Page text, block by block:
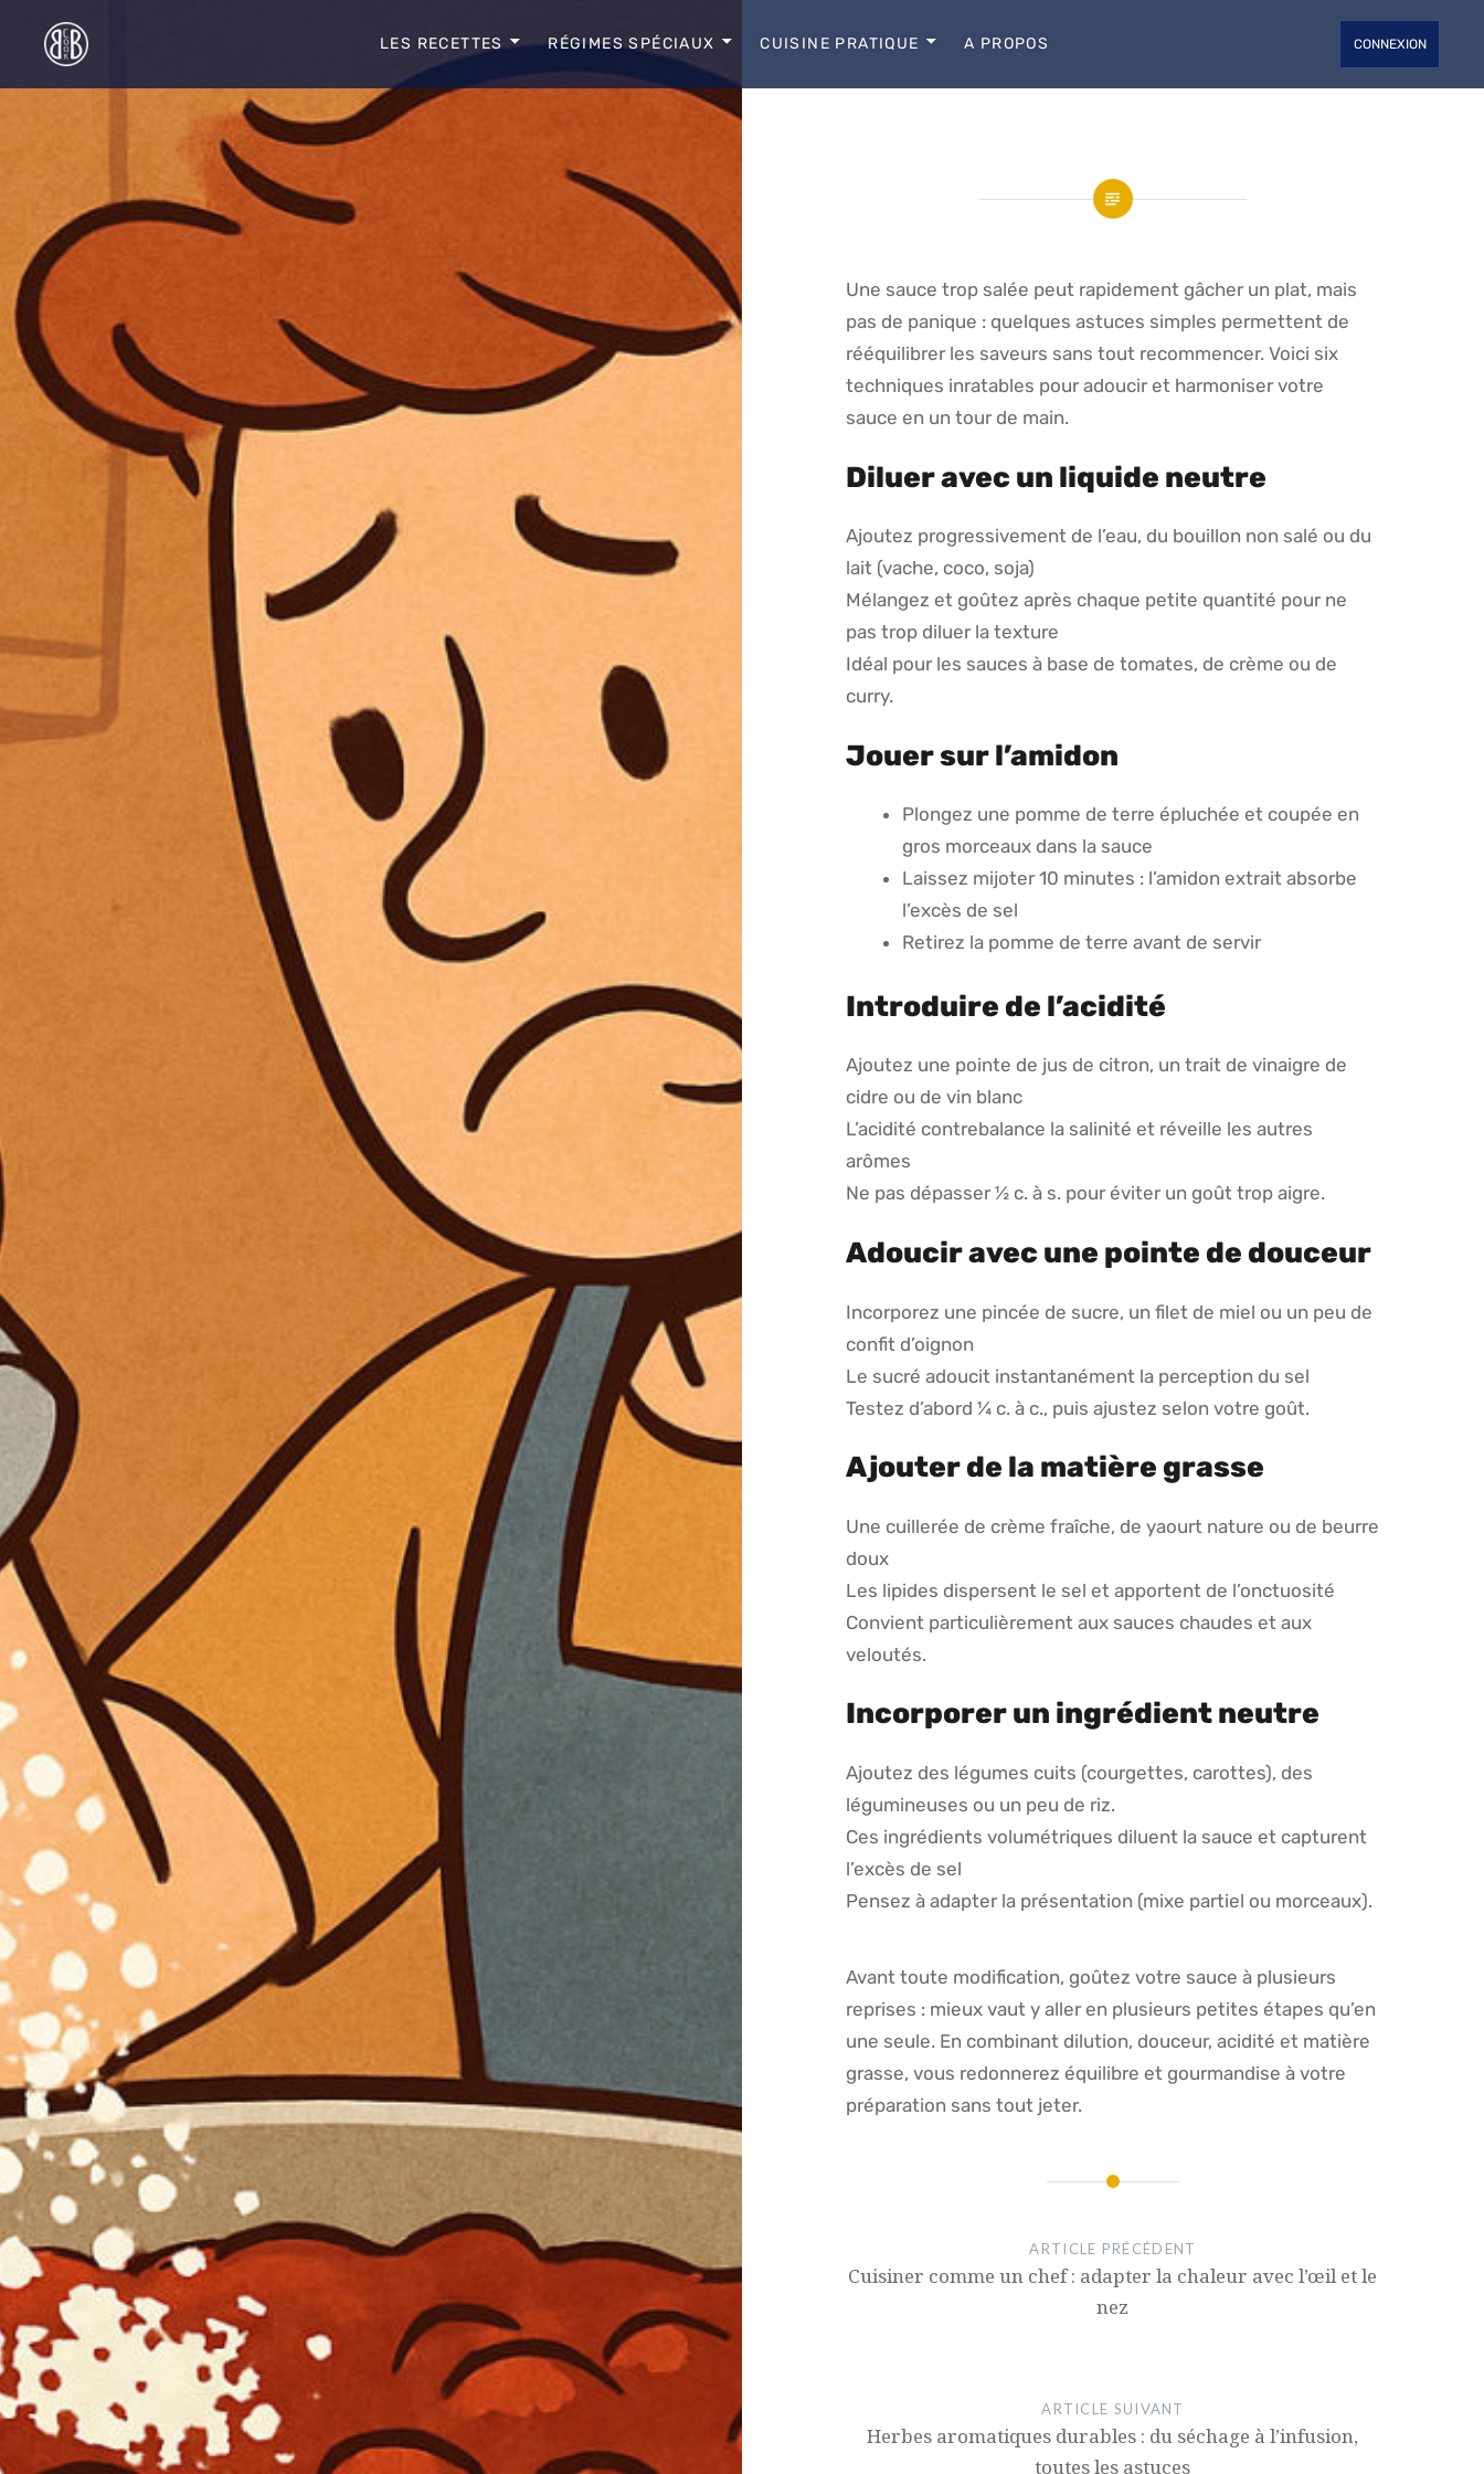
contenu
LES RECETTES RÉGIMES SPÉCIAUX CUISINE PRATIQUE A PROPOS CONNEXION
Une sauce trop salée peut rapidement gâcher un plat, mais
pas de panique : quelques astuces simples permettent de
rééquilibrer les saveurs sans tout recommencer. Voici six
techniques inratables pour adoucir et harmoniser votre
sauce en un tour de main.
Diluer avec un liquide neutre
Ajoutez progressivement de l’eau, du bouillon non salé ou du
lait (vache, coco, soja)
Mélangez et goûtez après chaque petite quantité pour ne
pas trop diluer la texture
Idéal pour les sauces à base de tomates, de crème ou de
curry.
Jouer sur l’amidon
Plongez une pomme de terre épluchée et coupée en
gros morceaux dans la sauce
Laissez mijoter 10 minutes : l’amidon extrait absorbe
l’excès de sel
Retirez la pomme de terre avant de servir
Introduire de l’acidité
Ajoutez une pointe de jus de citron, un trait de vinaigre de
cidre ou de vin blanc
L’acidité contrebalance la salinité et réveille les autres
arômes
Ne pas dépasser ½ c. à s. pour éviter un goût trop aigre.
Adoucir avec une pointe de douceur
Incorporez une pincée de sucre, un filet de miel ou un peu de
confit d’oignon
Le sucré adoucit instantanément la perception du sel
Testez d’abord ¼ c. à c., puis ajustez selon votre goût.
Ajouter de la matière grasse
Une cuillerée de crème fraîche, de yaourt nature ou de beurre
doux
Les lipides dispersent le sel et apportent de l’onctuosité
Convient particulièrement aux sauces chaudes et aux
veloutés.
Incorporer un ingrédient neutre
Ajoutez des légumes cuits (courgettes, carottes), des
légumineuses ou un peu de riz.
Ces ingrédients volumétriques diluent la sauce et capturent
l’excès de sel
Pensez à adapter la présentation (mixe partiel ou morceaux).
Avant toute modification, goûtez votre sauce à plusieurs
reprises : mieux vaut y aller en plusieurs petites étapes qu’en
une seule. En combinant dilution, douceur, acidité et matière
grasse, vous redonnerez équilibre et gourmandise à votre
préparation sans tout jeter.
l’article
ARTICLE PRÉCÉDENT
Cuisiner comme un chef : adapter la chaleur avec l’œil et le
nez
ARTICLE SUIVANT
Herbes aromatiques durables : du séchage à l’infusion,
toutes les astuces